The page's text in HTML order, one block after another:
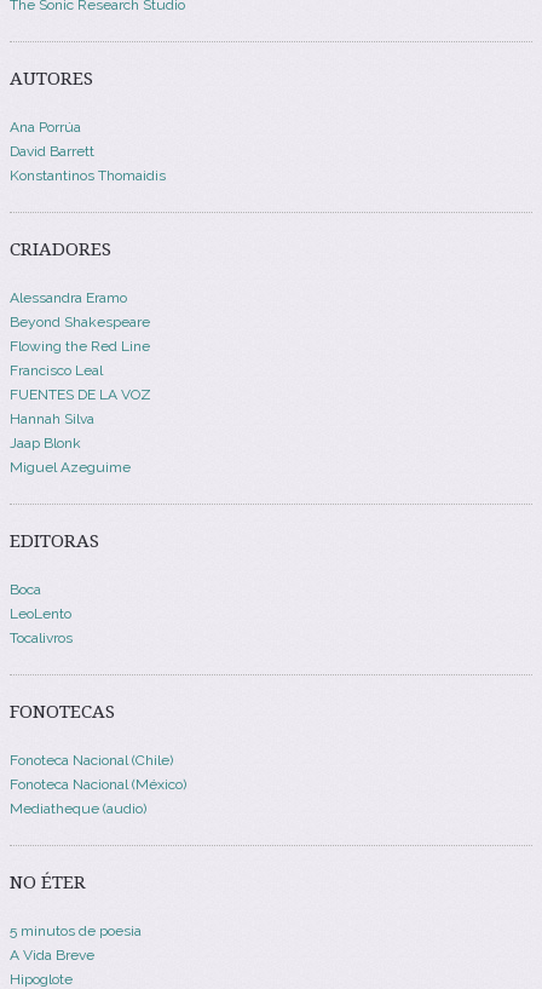
The Sonic Research Studio
AUTORES
Ana Porrúa
David Barrett
Konstantinos Thomaidis
CRIADORES
Alessandra Eramo
Beyond Shakespeare
Flowing the Red Line
Francisco Leal
FUENTES DE LA VOZ
Hannah Silva
Jaap Blonk
Miguel Azeguime
EDITORAS
Boca
LeoLento
Tocalivros
FONOTECAS
Fonoteca Nacional (Chile)
Fonoteca Nacional (México)
Mediatheque (audio)
NO ÉTER
5 minutos de poesia
A Vida Breve
Hipoglote